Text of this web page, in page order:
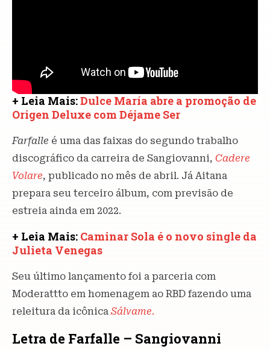
+ Leia Mais:Dulce María abre a promoção de
Origen Deluxe com Déjame Ser
Farfalle é uma das faixas do segundo trabalho
discográfico da carreira de Sangiovanni, Cadere
Volare, publicado no mês de abril. Já Aitana
prepara seu terceiro álbum, com previsão de
estreia ainda em 2022.
+ Leia Mais: Caminar Sola é o novo single da
Julieta Venegas
Seu último lançamento foi a parceria com
Moderattto em homenagem ao RBD fazendo uma
releitura da icônica Sálvame.
Letra de Farfalle – Sangiovanni